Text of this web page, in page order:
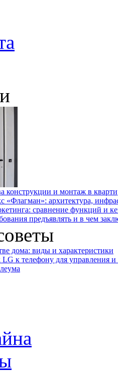
конструкции и монтаж в
архитектура,
сравнение функций и
предъявлять и в чем
дома: виды и характеристики
к телефону для управления и